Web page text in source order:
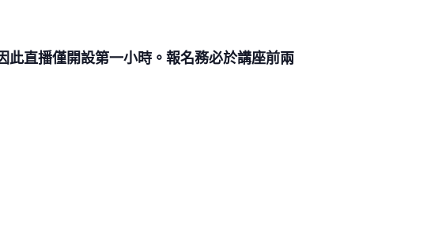
此直播僅開設第一小時。報名務必於講座前兩